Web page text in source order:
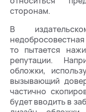
сторонам.
В
то пытается
репутации.
обложки,
вызывающий
частично
будет вводить в